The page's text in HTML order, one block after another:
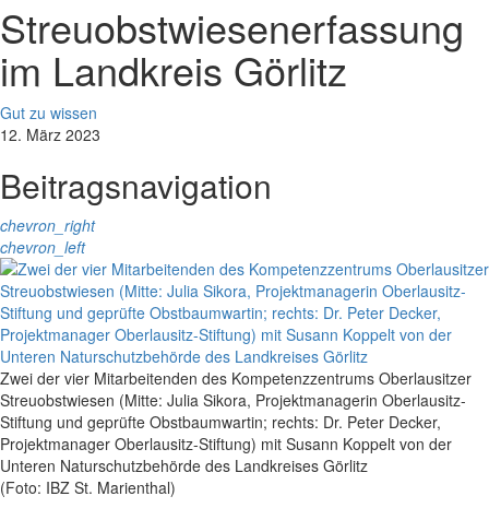
Streuobstwiesenerfassung
im Landkreis Görlitz
Gut zu wissen
12. März 2023
Beitragsnavigation
chevron_right
chevron_left
Zwei der vier Mitarbeitenden des Kompetenzzentrums Oberlausitzer
Streuobstwiesen (Mitte: Julia Sikora, Projektmanagerin Oberlausitz-
Stiftung und geprüfte Obstbaumwartin; rechts: Dr. Peter Decker,
Projektmanager Oberlausitz-Stiftung) mit Susann Koppelt von der
Unteren Naturschutzbehörde des Landkreises Görlitz
(Foto: IBZ St. Marienthal)